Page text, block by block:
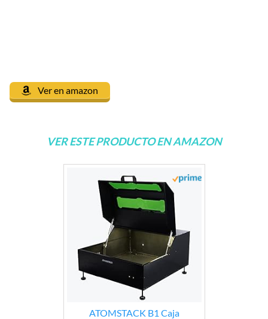
Ver en amazon
VER ESTE PRODUCTO EN AMAZON
ATOMSTACK B1 Caja